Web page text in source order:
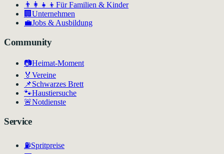
👨‍👩‍👧‍👦 Für Familien & Kinder
🏢 Unternehmen
💼Jobs & Ausbildung
Community
📷Heimat-Moment
🏅 Vereine
📌Schwarzes Brett
🐾Haustiersuche
🚨Notdienste
Service
⛽Spritpreise